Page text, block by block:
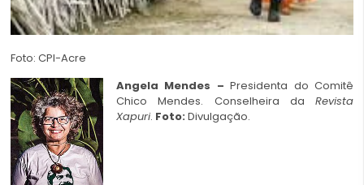
Foto: CPI-Acre
Angela Mendes – Presidenta do Comitê
Chico Mendes. Conselheira da Revista
Xapuri. Foto: Divulgação.